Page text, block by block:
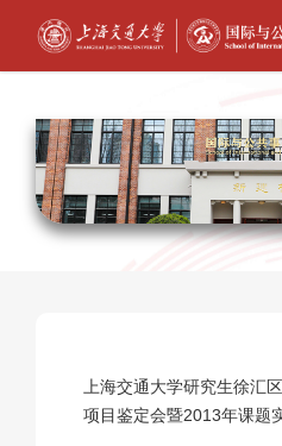
上海交通大学研究生徐汇
项目鉴定会暨2013年课题